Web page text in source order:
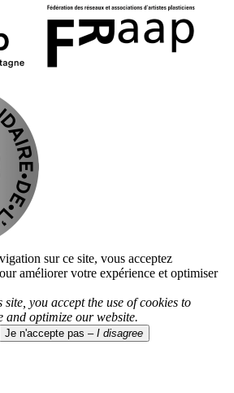
sur ce site, vous acceptez
améliorer votre expérience et optimiser
you accept the use of cookies to
and optimize our website.
Je n'accepte pas – I disagree